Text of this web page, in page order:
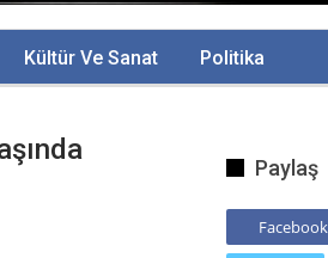
Kültür Ve Sanat Politika
Paylaş
Facebook